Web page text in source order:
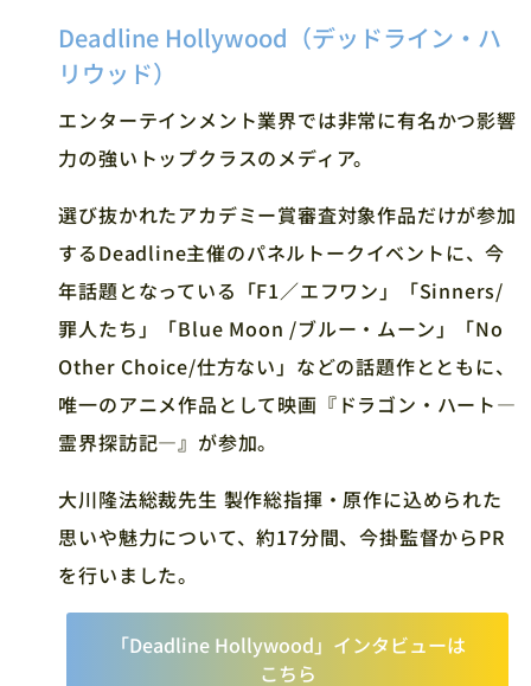
Deadline Hollywood（デッドライン・ハ
リウッド）
エンターテインメント業界では非常に有名かつ影響
力の強いトップクラスのメディア。
選び抜かれたアカデミー賞審査対象作品だけが参加
するDeadline主催のパネルトークイベントに、今
年話題となっている「F1／エフワン」「Sinners/
罪人たち」「Blue Moon /ブルー・ムーン」「No
Other Choice/仕方ない」などの話題作とともに、
唯一のアニメ作品として映画『ドラゴン・ハート―
霊界探訪記―』が参加。
大川隆法総裁先生 製作総指揮・原作に込められた
思いや魅力について、約17分間、今掛監督からPR
を行いました。
「Deadline Hollywood」インタビューは
こちら